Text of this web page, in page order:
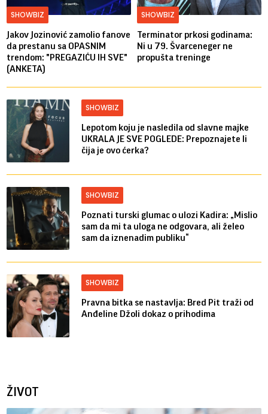
SHOWBIZ
Jakov Jozinović zamolio fanove
da prestanu sa OPASNIM
trendom: "PREGAZIĆU IH SVE"
(ANKETA)
SHOWBIZ
Terminator prkosi godinama:
Ni u 79. Švarceneger ne
propušta treninge
SHOWBIZ
Lepotom koju je nasledila od slavne majke
UKRALA JE SVE POGLEDE: Prepoznajete li
čija je ovo ćerka?
SHOWBIZ
Poznati turski glumac o ulozi Kadira: „Mislio
sam da mi ta uloga ne odgovara, ali želeo
sam da iznenadim publiku“
SHOWBIZ
Pravna bitka se nastavlja: Bred ​​Pit traži od
Anđeline Džoli dokaz o prihodima
ŽIVOT